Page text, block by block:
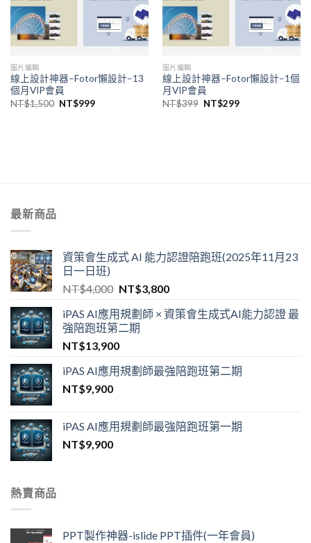
圖片編輯
線上設計神器–Fotor懶設計–13
個月VIP會員
NT$1,500 NT$999
圖片編輯
線上設計神器–Fotor懶設計–1個
月VIP會員
NT$399 NT$299
最新商品
資策會生成式 AI 能力認證陪跑班(2025年11月23
日一日班)
NT$4,000 NT$3,800
iPAS AI應用規劃師 × 資策會生成式AI能力認證 最
強陪跑班第二期
NT$13,900
iPAS AI應用規劃師最強陪跑班第二期
NT$9,900
iPAS AI應用規劃師最強陪跑班第一期
NT$9,900
熱賣商品
PPT製作神器-islide PPT插件(一年會員)